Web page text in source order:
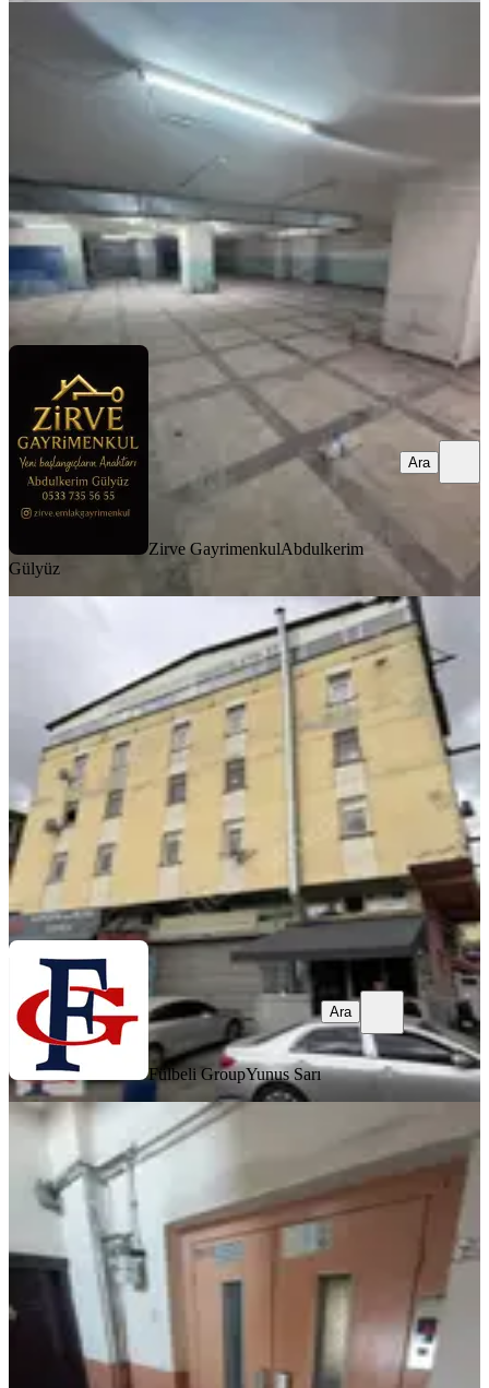
İş Hanında 500 M2 Yük Asansörlü
Üretime Uygun İş Yeri
İstanbul, Esenler
501 m²·1. Kat·30.07.2026
Zirve GayrimenkulAbdulkerim Gülyüz
Zirve GayrimenkulAbdulkerim
Gülyüz
Ara
Bahçelievler Kocasinan Kiralık 270
M² Cadde Üzeri İşyeri
İstanbul, Bahçelievler
3 Oda· 270 m²· ·29.07.2026
65.000 ₺
Fülbeli GroupYunus Sarı
Ara
Fülbeli GroupYunus Sarı
Ara
MERKEZİ
Bayrampaşa Orta Mahalle’de Kiralık
300m² Sanayi Ve İmalathane Katı!
İstanbul, Bayrampaşa
3 Oda·300 m²·4. Kat 28.07.2026
40.000 ₺
YİĞİT İNŞAAT GAYRİMENKULVOLKAN TAYAR